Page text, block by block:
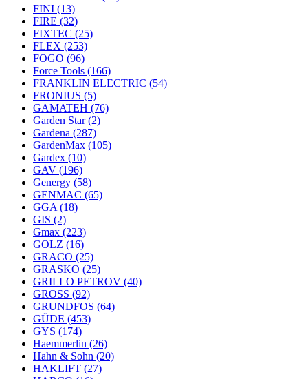
FINI (13)
FIRE (32)
FIXTEC (25)
FLEX (253)
FOGO (96)
Force Tools (166)
FRANKLIN ELECTRIC (54)
FRONIUS (5)
GAMATEH (76)
Garden Star(2)
Gardena (287)
GardenMax (105)
Gardex (10)
GAV (196)
Genergy (58)
GENMAC (65)
GGA (18)
GIS (2)
Gmax (223)
GOLZ (16)
GRACO (25)
GRASKO (25)
GRILLO PETROV (40)
GROSS (92)
GRUNDFOS (64)
GÜDE (453)
GYS (174)
Haemmerlin (26)
Hahn & Sohn (20)
HAKLIFT (27)